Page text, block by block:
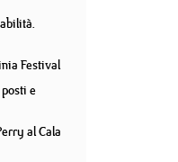
Festival
e
al Cala